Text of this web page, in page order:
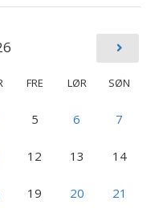
FRE LØR SØN
5 6 7
12 13 14
19 20 21